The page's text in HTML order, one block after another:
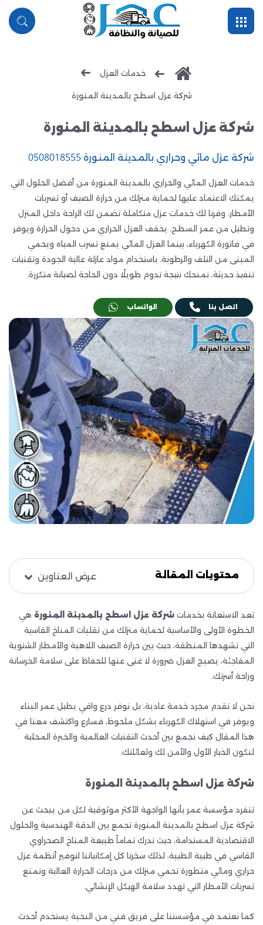
بحث
خدمات العزل
شركة عزل اسطح بالمدينة المنورة
شركة عزل اسطح بالمدينة المنورة
شركة عزل مائي وحراري بالمدينة المنورة 0508018555
خدمات العزل المائي والحراري بالمدينة المنورة من أفضل الحلول التي
يمكنك الاعتماد عليها لحماية منزلك من حرارة الصيف أو تسربات
الأمطار. وفرنا لك خدمات عزل متكاملة تضمن لك الراحة داخل المنزل
وتطيل من عمر السطح. يخفف العزل الحراري من دخول الحرارة ويوفر
في فاتورة الكهرباء، بينما العزل المائي يمنع تسرب المياه ويحمي
المبنى من التلف والرطوبة. باستخدام مواد عازلة عالية الجودة وتقنيات
تنفيذ حديثة، نمنحك نتيجة تدوم طويلًا دون الحاجة لصيانة متكررة.
اتصل بنا الواتساب
محتويات المقالة عرض العناوين
تعد الاستعانة بخدمات شركة عزل اسطح بالمدينة المنورة هي
الخطوة الأولى والأساسية لحماية منزلك من تقلبات المناخ القاسية
التي تشهدها المنطقة، حيث بين حرارة الصيف اللاهبة والأمطار الشتوية
المفاجئة، يصبح العزل ضرورة لا غنى عنها للحفاظ على سلامة الخرسانة
وراحة أسرتك.
نحن لا نقدم مجرد خدمة عادية، بل نوفر درع واقي يطيل عمر البناء
ويوفر في استهلاك الكهرباء بشكل ملحوظ، فسارع واكتشف معنا في
هذا المقال كيف نجمع بين أحدث التقنيات العالمية والخبرة المحلية
لنكون الخيار الأول والآمن لك ولعائلتك.
شركة عزل اسطح بالمدينة المنورة
تنفرد مؤسسة عمر بأنها الواجهة الأكثر موثوقية لكل من يبحث عن
شركة عزل اسطح بالمدينة المنورة تجمع بين الدقة الهندسية والحلول
الاقتصادية المستدامة، حيث ندرك تماماً طبيعة المناخ الصحراوي
القاسي في طيبة الطيبة، لذلك سخرنا كل إمكانياتنا لتوفير أنظمة عزل
حراري ومائي متطورة تحمي منزلك من درجات الحرارة العالية وتمنع
تسربات الأمطار التي تهدد سلامة الهيكل الإنشائي.
كما نعتمد في مؤسستنا على فريق فني من النخبة يستخدم أحدث